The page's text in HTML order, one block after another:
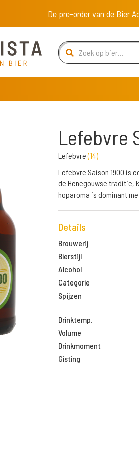
De pre-order van de Bier
Lefebvre
Lefebvre(14)
Lefebvre Saison 1900 is
de Henegouwse traditie,
hoparoma is dominant
Details
Brouwerij
Bierstijl
Alcohol
Categorie
Spijzen
Drinktemp.
Volume
Drinkmoment
Gisting